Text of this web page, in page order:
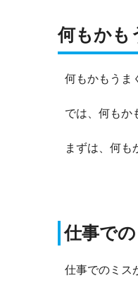
何もかも
何もかもうま
では、何もか
まずは、何も
仕事で
仕事でのミス